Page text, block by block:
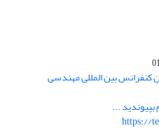
کنفرانس بین المللی مهندسی
بپیوندید ...
https://